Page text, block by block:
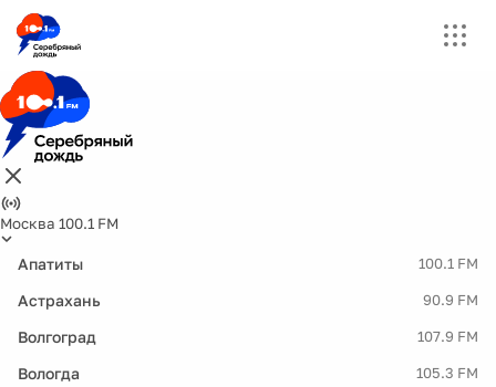
Москва 100.1 FM
Апатиты 100.1 FM
Астрахань 90.9 FM
Волгоград 107.9 FM
Вологда 105.3 FM